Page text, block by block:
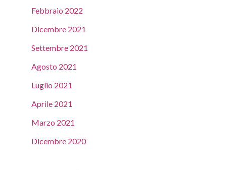
Febbraio 2022
Dicembre 2021
Settembre 2021
Agosto 2021
Luglio 2021
Aprile 2021
Marzo 2021
Dicembre 2020